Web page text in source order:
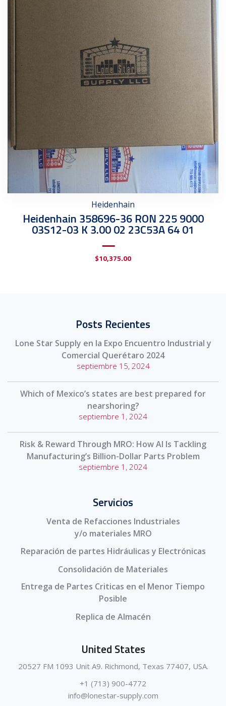
Heidenhain
Heidenhain 358696-36 RON 225 9000
03S12-03 K 3.00 02 23C53A 64 01
$10,375.00
Posts Recientes
Lone Star Supply en la Expo Encuentro Industrial y
Comercial Querétaro 2024
septiembre 15, 2024
Which of Mexico’s states are best prepared for
nearshoring?
septiembre 1, 2024
Risk & Reward Through MRO: How AI Is Tackling
Manufacturing’s Billion-Dollar Parts Problem
septiembre 1, 2024
Servicios
Venta de Refacciones Industriales
y/o materiales MRO
Reparación de partes Hidráulicas y Electrónicas
Consolidación de Materiales
Entrega de Partes Criticas en el Menor Tiempo
Posible
Replica de Almacén
United States
20527 FM 1093 Unit A9. Richmond, Texas 77407, USA.
+1 (713) 900-4772
info@lonestar-supply.com